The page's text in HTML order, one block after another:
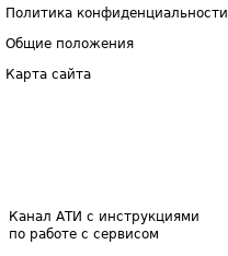
Политика конфиденциальности
Общие положения
Карта сайта
Канал АТИ с инструкциями
по работе с сервисом